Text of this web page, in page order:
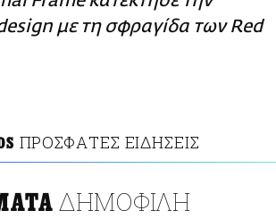
με τη σφραγίδα των Red
ΠΡΟΣΦΑΤΕΣ ΕΙΔΗΣΕΙΣ
ΔΗΜΟΦΙΛΗ